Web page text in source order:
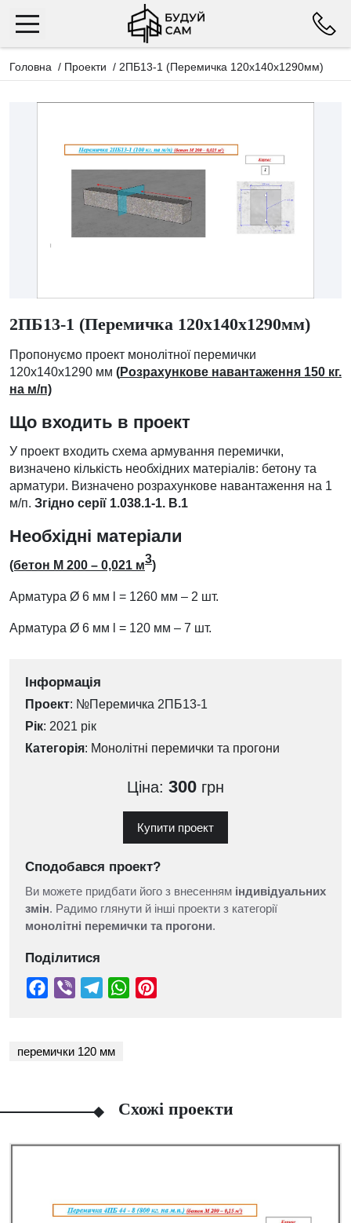
Головна / Проекти / 2ПБ13-1 (Перемичка 120х140х1290мм)
2ПБ13-1 (Перемичка 120х140х1290мм)
Пропонуємо проект монолітної перемички
120х140х1290 мм (Розрахункове навантаження 150 кг.
на м/п)
Що входить в проект
У проект входить схема армування перемички,
визначено кількість необхідних матеріалів: бетону та
арматури. Визначено розрахункове навантаження на 1
м/п. Згідно серії 1.038.1-1. В.1
Необхідні матеріали
(бетон М 200 – 0,021 м3)
Арматура Ø 6 мм l = 1260 мм – 2 шт.
Арматура Ø 6 мм l = 120 мм – 7 шт.
Інформація
Проект: №Перемичка 2ПБ13-1
Рік: 2021 рік
Категорія: Монолітні перемички та прогони
Ціна: 300 грн
Купити проект
Сподобався проект?
Ви можете придбати його з внесенням індивідуальних
змін. Радимо глянути й інші проекти з категорії
монолітні перемички та прогони.
Поділитися
перемички 120 мм
Схожі проекти